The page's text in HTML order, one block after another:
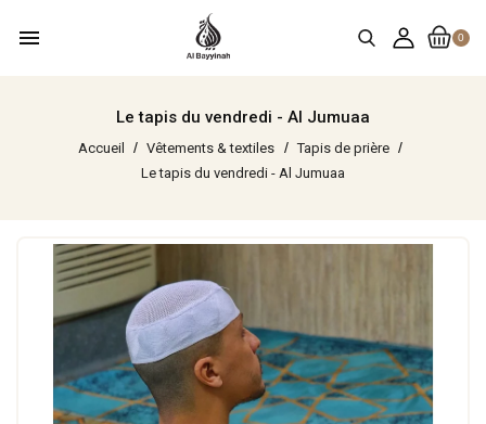
0
menu
Le tapis du vendredi - Al Jumuaa
Accueil Vêtements & textiles
Tapis de prière
Le tapis du vendredi - Al Jumuaa